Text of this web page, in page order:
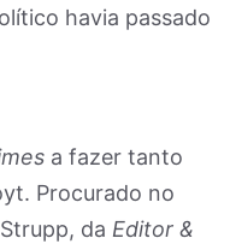
havia passado
a fazer tanto
Procurado no
da Editor &